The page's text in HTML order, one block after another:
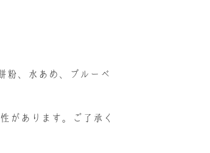
粉、水あめ、ブルーベ
があります。ご了承く